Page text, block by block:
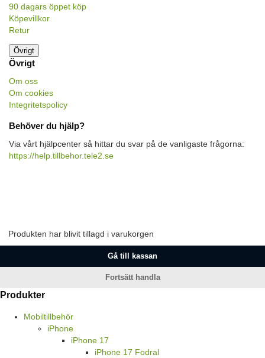
90 dagars öppet köp
Köpevillkor
Retur
Övrigt
Övrigt
Om oss
Om cookies
Integritetspolicy
Behöver du hjälp?
Via vårt hjälpcenter så hittar du svar på de vanligaste frågorna:
https://help.tillbehor.tele2.se
Produkten har blivit tillagd i varukorgen
Gå till kassan
Fortsätt handla
Produkter
Mobiltillbehör
iPhone
iPhone 17
iPhone 17 Fodral